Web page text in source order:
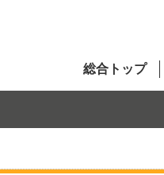
総合トップ